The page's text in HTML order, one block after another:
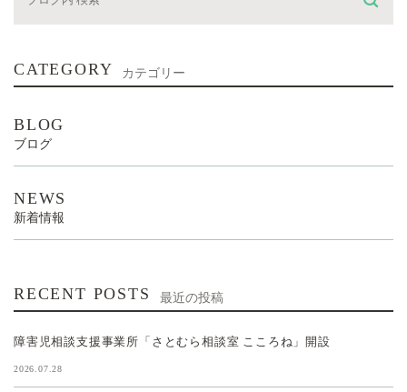
CATEGORY カテゴリー
BLOG
ブログ
NEWS
新着情報
RECENT POSTS 最近の投稿
障害児相談支援事業所「さとむら相談室 こころね」開設
2026.07.28